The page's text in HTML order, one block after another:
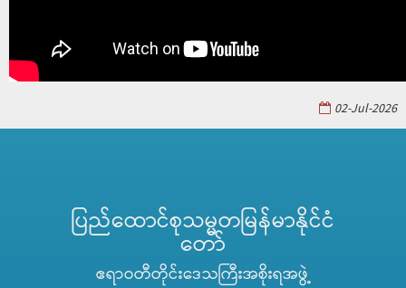
02-Jul-2026
ပြည်ထောင်စုသမ္မတမြန်မာနိုင်ငံ
တော်
ဧရာဝတီတိုင်းဒေသကြီးအစိုးရအဖွဲ့